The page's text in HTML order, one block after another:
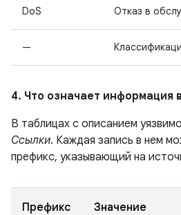
DoS Отказ в
—
4. Что означает информация
В таблицах с описанием
Ссылки. Каждая запись в нем
префикс, указывающий на
Префикс Значение